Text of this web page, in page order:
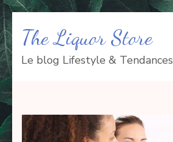
Aller
au
contenu
(Pressez
Entrée)
The Liquor Store
Le blog Lifestyle & Tendances